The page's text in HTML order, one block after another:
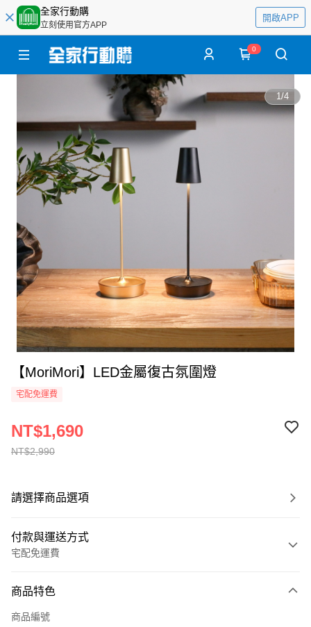
全家行動購
立刻使用官方APP
開啟APP
0
1/4
【MoriMori】LED金屬復古氛圍燈
宅配免運費
NT$2,990
NT$1,690
請選擇商品選項
付款與運送方式
宅配免運費
全家線上支付
商品特色
商品編號